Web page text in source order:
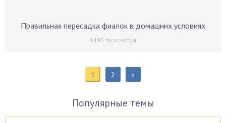
Правильная пересадка фиалок в домашних условиях
1493 просмотра
1 2 >
Популярные темы